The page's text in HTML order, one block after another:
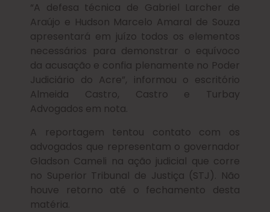
“A defesa técnica de Gabriel Larcher de
Araújo e Hudson Marcelo Amaral de Souza
apresentará em juízo todos os elementos
necessários para demonstrar o equívoco
da acusação e confia plenamente no Poder
Judiciário do Acre”, informou o escritório
Almeida Castro, Castro e Turbay
Advogados em nota.
A reportagem tentou contato com os
advogados que representam o governador
Gladson Cameli na ação judicial que corre
no Superior Tribunal de Justiça (STJ). Não
houve retorno até o fechamento desta
matéria.